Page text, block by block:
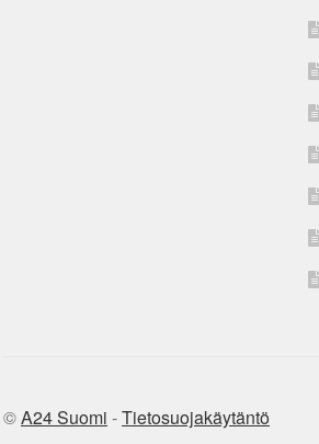
©A24 Suomi -Tietosuojakäytäntö